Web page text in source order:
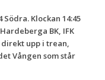
Klockan 14:45
BK, IFK
direkt upp i trean,
Vången som står